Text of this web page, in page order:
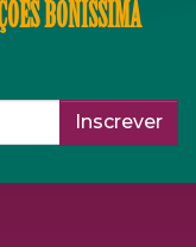
BONÍSSIMA
Inscrever